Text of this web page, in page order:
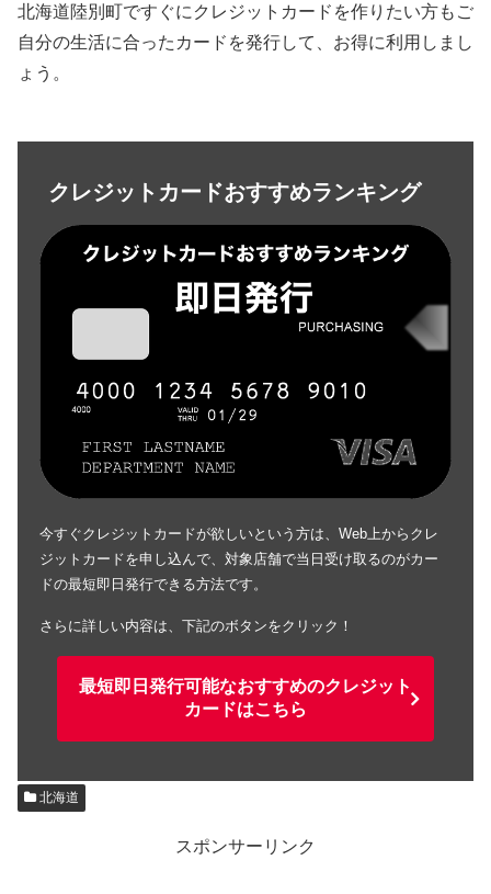
北海道陸別町ですぐにクレジットカードを作りたい方もご
自分の生活に合ったカードを発行して、お得に利用しまし
ょう。
クレジットカードおすすめランキング
今すぐクレジットカードが欲しいという方は、Web上からクレ
ジットカードを申し込んで、対象店舗で当日受け取るのがカー
ドの最短即日発行できる方法です。
さらに詳しい内容は、下記のボタンをクリック！
最短即日発行可能なおすすめのクレジット
カードはこちら
北海道
スポンサーリンク